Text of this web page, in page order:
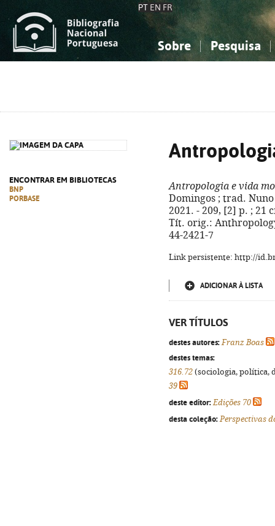
PT EN FR
Sobre Pesquisa
ENCONTRAR EM BIBLIOTECAS
BNP
PORBASE
Antropologia e vida
Domingos ; trad.
2021. - 209, [2] p. ; 21
Tít. orig.:
44-2421-7
Link persistente: http://
ADICIONAR À LISTA
VER TÍTULOS
destes autores: Franz Boas
destes temas:
316.72 (sociologia, política,
39
deste editor: Edições 70
desta coleção: Perspectivas